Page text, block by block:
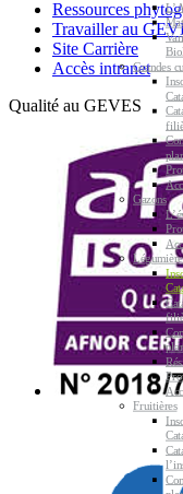
Ressources
Travailler au
Site Carrière
Accès intranet
Qualité au GEVES
Grandes
Gazons
Fruitières